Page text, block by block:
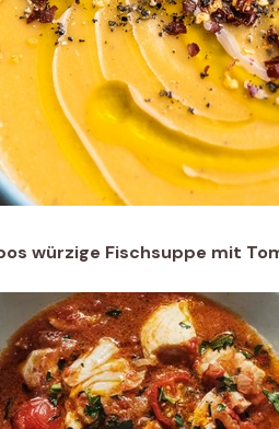
würzige Fischsuppe mit